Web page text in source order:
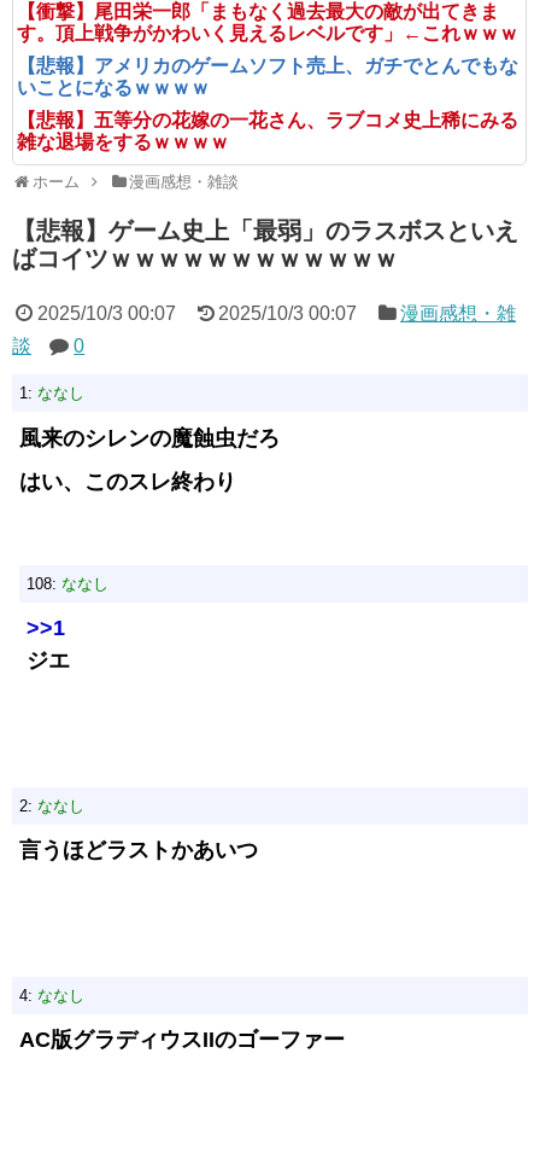
【衝撃】尾田栄一郎「まもなく過去最大の敵が出てきま
す。頂上戦争がかわいく見えるレベルです」←これｗｗｗ
【悲報】アメリカのゲームソフト売上、ガチでとんでもな
いことになるｗｗｗｗ
【悲報】五等分の花嫁の一花さん、ラブコメ史上稀にみる
雑な退場をするｗｗｗｗ
ホーム 漫画感想・雑談
【悲報】ゲーム史上「最弱」のラスボスといえ
ばコイツｗｗｗｗｗｗｗｗｗｗｗｗ
2025/10/3 00:07 2025/10/3 00:07
漫画感想・雑
談
0
1: ななし
風来のシレンの魔蝕虫だろ
はい、このスレ終わり
108: ななし
>>1
ジエ
2: ななし
言うほどラストかあいつ
4: ななし
AC版グラディウスIIのゴーファー